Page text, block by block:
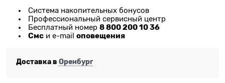
Система накопительных бонусов
Профессиональный сервисный центр
Бесплатный номер 8 800 200 10 36
Смс и e-mail оповещения
Доставка в Оренбург